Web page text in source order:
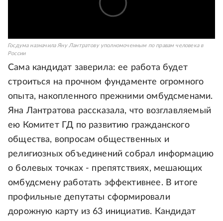
Госдума назначила Яну Лантратову уполномоченным по правам человека в
России
Сама кандидат заверила: ее работа будет
строиться на прочном фундаменте огромного
опыта, накопленного прежними омбудсменами.
Яна Лантратова рассказала, что возглавляемый
ею Комитет ГД по развитию гражданского
общества, вопросам общественных и
религиозных объединений собрал информацию
о болевых точках - препятствиях, мешающих
омбудсмену работать эффективнее. В итоге
профильные депутаты сформировали
дорожную карту из 63 инициатив. Кандидат